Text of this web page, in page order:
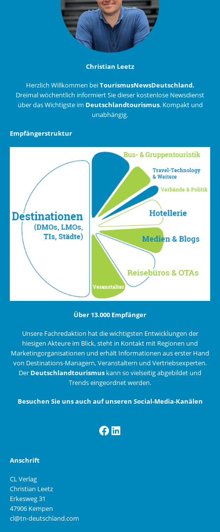
Christian Leetz
Herzlich Willkommen beiTourismusNewsDeutschland.
Dreimal wöchentlich informiert Sie dieser kostenlose Newsdienst
über das Wichtigste im Deutschlandtourismus. Kompakt und
unabhängig.
Empfängerstruktur
Über 13.000 Empfänger
Unsere Fachredaktion hat die wichtigsten Entwicklungen der
hiesigen Akteure im Blick, steht in Kontakt mit Regionen und
Marketingorganisationen und erhält Informationen aus erster Hand
von Destinations-Managern, Veranstaltern und Vertriebsexperten.
Der Deutschlandtourismus kann so vielseitig abgebildet und
Trends eingeordnet werden.
Besuchen Sie uns auch auf unseren Social-Media-Kanälen
Facebook
LinkedIn
Anschrift
CL Verlag
Christian Leetz
Erkesweg 31
47906 Kempen
cl@tn-deutschland.com